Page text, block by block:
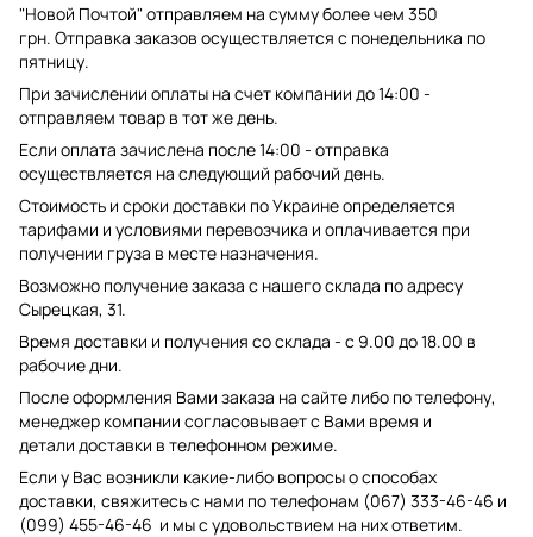
"Новой Почтой" отправляем на сумму более чем 350
грн. Отправка заказов осуществляется с понедельника по
пятницу.
При зачислении оплаты на счет компании до 14:00 -
отправляем товар в тот же день.
Если оплата зачислена после 14:00 - отправка
осуществляется на следующий рабочий день.
Стоимость и сроки доставки по Украине определяется
тарифами и условиями перевозчика и оплачивается при
получении груза в месте назначения.
Возможно получение заказа с нашего склада по адресу
Сырецкая, 31.
Время доставки и получения со склада - с 9.00 до 18.00 в
рабочие дни.
После оформления Вами заказа на сайте либо по телефону,
менеджер компании согласовывает с Вами время и
детали доставки в телефонном режиме.
Если у Вас возникли какие-либо вопросы о способах
доставки, свяжитесь с нами по телефонам (067) 333-46-46 и
(099) 455-46-46 и мы с удовольствием на них ответим.